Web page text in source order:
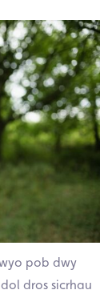
pob dwy
dros sicrhau